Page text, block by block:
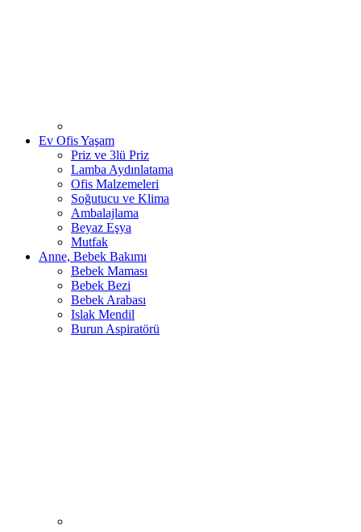
Ev Ofis Yaşam
Priz ve 3lü Priz
Lamba Aydınlatama
Ofis Malzemeleri
Soğutucu ve Klima
Ambalajlama
Beyaz Eşya
Mutfak
Anne, Bebek Bakımı
Bebek Maması
Bebek Bezi
Bebek Arabası
Islak Mendil
Burun Aspiratörü